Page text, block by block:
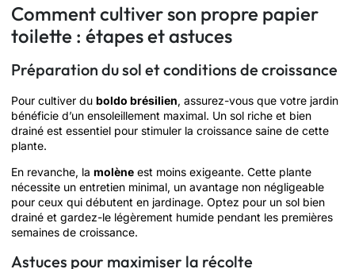
Comment cultiver son propre papier
toilette : étapes et astuces
Préparation du sol et conditions de croissance
Pour cultiver du boldo brésilien, assurez-vous que votre jardin
bénéficie d’un ensoleillement maximal. Un sol riche et bien
drainé est essentiel pour stimuler la croissance saine de cette
plante.
En revanche, la molène est moins exigeante. Cette plante
nécessite un entretien minimal, un avantage non négligeable
pour ceux qui débutent en jardinage. Optez pour un sol bien
drainé et gardez-le légèrement humide pendant les premières
semaines de croissance.
Astuces pour maximiser la récolte